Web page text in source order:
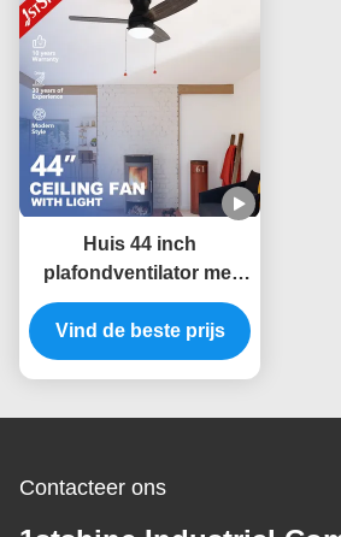
Huis 44 inch
plafondventilator met
licht en trekket
schakelaar 45W AC
motor
Vind de beste prijs
Contacteer ons